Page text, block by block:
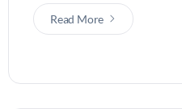
Read More